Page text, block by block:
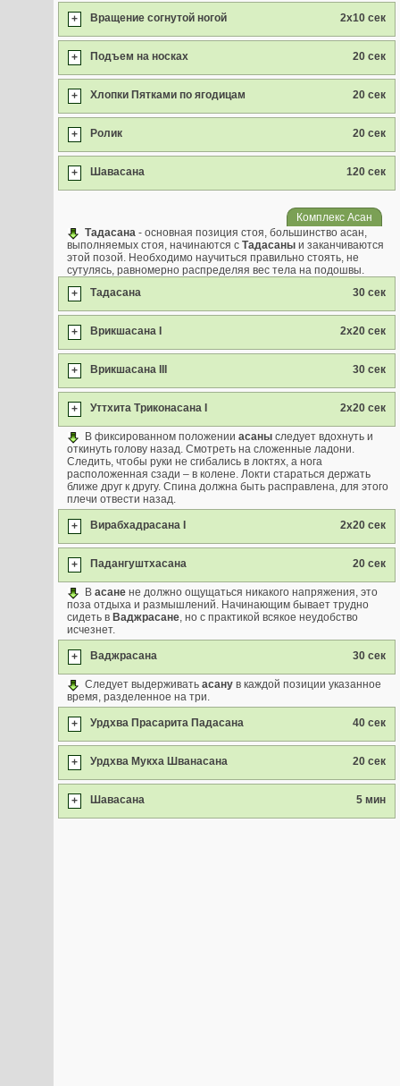
+ Вращение согнутой ногой 2x10 сек
+ Подъем на носках 20 сек
+ Хлопки Пятками по ягодицам 20 сек
+ Ролик 20 сек
+ Шавасана 120 сек
Комплекс Асан
Тадасана - основная позиция стоя, большинство асан,
выполняемых стоя, начинаются с Тадасаны и заканчиваются
этой позой. Необходимо научиться правильно стоять, не
сутулясь, равномерно распределяя вес тела на подошвы.
+
Тадасана 30 сек
+ Врикшасана I 2х20 сек
+ Врикшасана III 30 сек
+ Уттхита Триконасана I 2х20 сек
В фиксированном положении асаны следует вдохнуть и
откинуть голову назад. Смотреть на сложенные ладони.
Следить, чтобы руки не сгибались в локтях, а нога
расположенная сзади – в колене. Локти стараться держать
ближе друг к другу. Спина должна быть расправлена, для этого
плечи отвести назад.
+ Вирабхадрасана I 2х20 сек
+ Падангуштхасана 20 сек
В асане не должно ощущаться никакого напряжения, это
поза отдыха и размышлений. Начинающим бывает трудно
сидеть в Ваджрасане, но с практикой всякое неудобство
исчезнет.
+ Ваджрасана 30 сек
Следует выдерживать асану в каждой позиции указанное
время, разделенное на три.
+ Урдхва Прасарита Падасана 40 сек
+ Урдхва Мукха Шванасана 20 сек
+ Шавасана 5 мин